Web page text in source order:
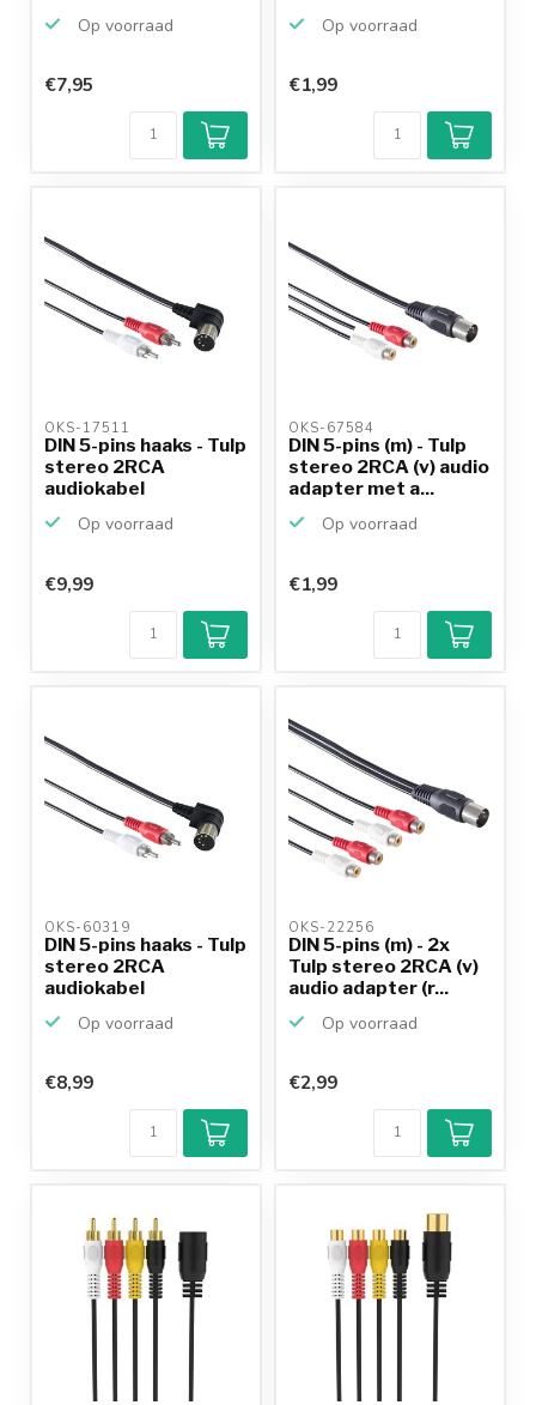
Op voorraad
€7,95
Op voorraad
9,2/10
Achteraf
betalen mogelijk
€1,99
OKS-17511
DIN 5-pins haaks - Tulp
stereo 2RCA
audiokabel
Op voorraad
€9,99
OKS-67584
DIN 5-pins (m) - Tulp
stereo 2RCA (v) audio
adapter met a...
Op voorraad
€1,99
OKS-60319
DIN 5-pins haaks - Tulp
stereo 2RCA
audiokabel
Op voorraad
€8,99
OKS-22256
DIN 5-pins (m) - 2x
Tulp stereo 2RCA (v)
audio adapter (r...
Op voorraad
€2,99